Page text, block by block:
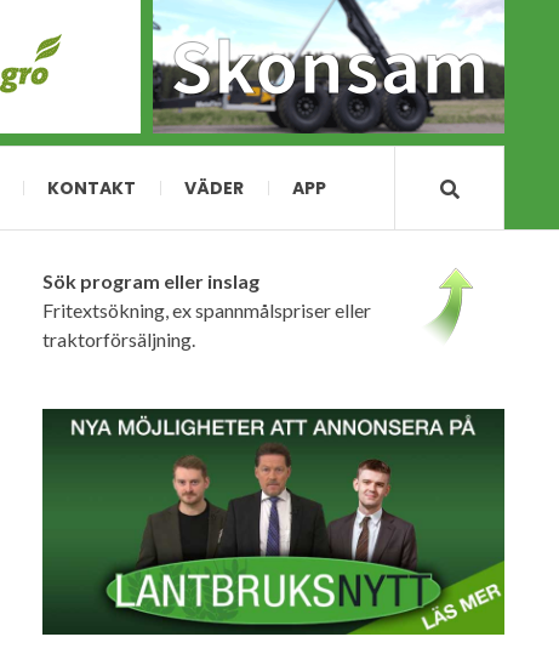
KONTAKT VÄDER APP
Sök program eller inslag
Fritextsökning, ex spannmålspriser eller
traktorförsäljning.